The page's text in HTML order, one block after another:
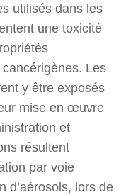
utilisés dans les
une toxicité
Les
y être exposés
mise en œuvre
et
résultent
par voie
d’aérosols, lors de